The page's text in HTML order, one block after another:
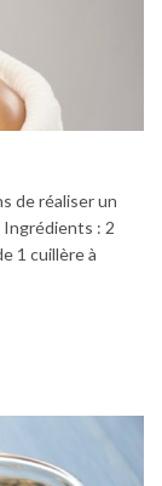
de réaliser un
: 2
1 cuillère à